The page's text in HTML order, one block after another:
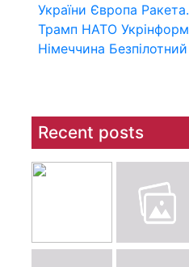
України Європа Ракета.
Трамп НАТО Укрінформ
Німеччина
Recent posts